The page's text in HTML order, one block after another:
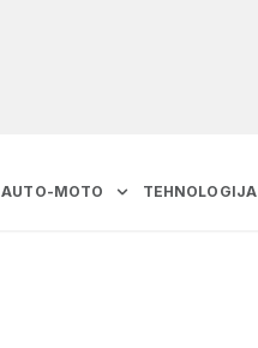
AUTO-MOTO TEHNOLOGIJA